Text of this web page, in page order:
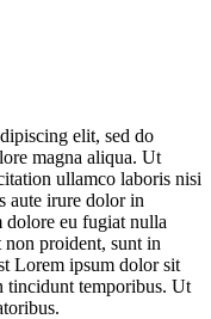
elit, sed do
magna aliqua. Ut
ullamco laboris nisi
aute irure dolor in
dolore eu fugiat nulla
non proident, sunt in
Lorem ipsum dolor sit
tincidunt temporibus. Ut